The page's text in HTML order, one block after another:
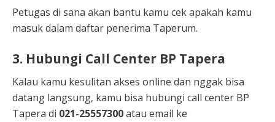
Petugas di sana akan bantu kamu cek apakah kamu
masuk dalam daftar penerima Taperum.
3. Hubungi Call Center BP Tapera
Kalau kamu kesulitan akses online dan nggak bisa
datang langsung, kamu bisa hubungi call center BP
Tapera di 021-25557300atau email ke